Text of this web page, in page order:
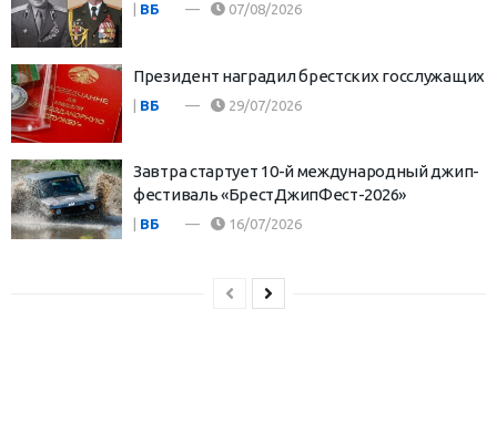
ВБ 07/08/2026
Президент наградил брестских госслужащих
ВБ 29/07/2026
Завтра стартует 10-й международный джип-
фестиваль «БрестДжипФест-2026»
ВБ 16/07/2026